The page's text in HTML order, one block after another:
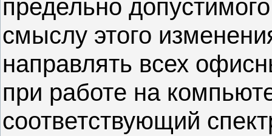
предельно
смыслу этого
направлять всех
при работе на
соответствующий